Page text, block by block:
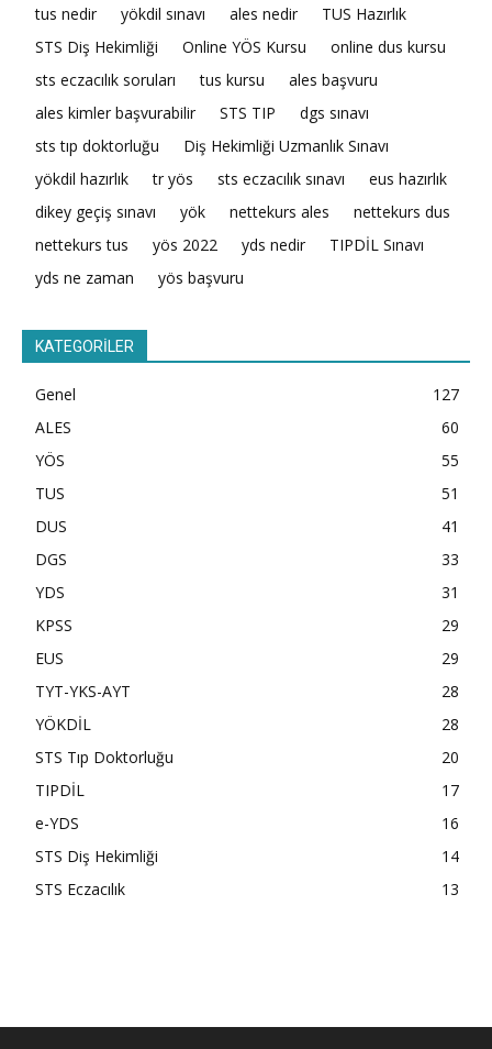
tus nedir
yökdil sınavı ales nedir
TUS Hazırlık
STS Diş Hekimliği
Online YÖS Kursu
online dus kursu
sts eczacılık soruları
tus kursu
ales başvuru
ales kimler başvurabilir
STS TIP
dgs sınavı
sts tıp doktorluğu
Diş Hekimliği Uzmanlık Sınavı
yökdil hazırlık
tr yös sts eczacılık sınavı
eus hazırlık
dikey geçiş sınavı
yök nettekurs ales
nettekurs dus
nettekurs tus
yös 2022 yds nedir
TIPDİL Sınavı
yds ne zaman
yös başvuru
KATEGORİLER
Genel
127
ALES
60
YÖS
55
TUS
51
DUS
41
DGS
33
YDS
31
KPSS
29
EUS
29
TYT-YKS-AYT
28
YÖKDİL
28
STS Tıp Doktorluğu
20
TIPDİL
17
e-YDS
16
STS Diş Hekimliği
14
STS Eczacılık
13